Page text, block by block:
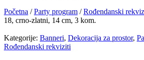
Početna /Party program /Rođendanski
18, crno-zlatni, 14 cm, 3 kom.
Kategorije: Banneri, Dekoracija za prostor,
Rođendanski rekviziti